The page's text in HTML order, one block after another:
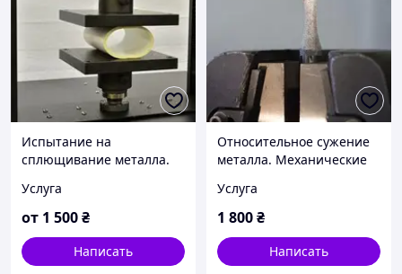
Испытание на
сплющивание металла.
сплющивание труб.
Механические
Услуга
от 1 500₴
Написать
Относительное сужение
металла. Механические
Услуга
1 800₴
Написать